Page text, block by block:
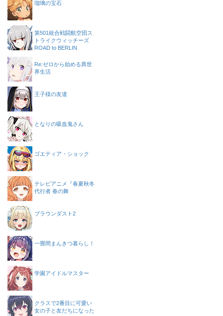
瑠璃の宝石
第501統合戦闘航空団ス
トライクウィッチーズ
ROAD to BERLIN
Re:ゼロから始める異世
界生活
王子様の友達
となりの吸血鬼さん
ゴエティア・ショック
テレビアニメ『春夏秋冬
代行者 春の舞
ブラウンダスト2
一畳間まんきつ暮らし！
学園アイドルマスター
クラスで2番目に可愛い
女の子と友だちになった